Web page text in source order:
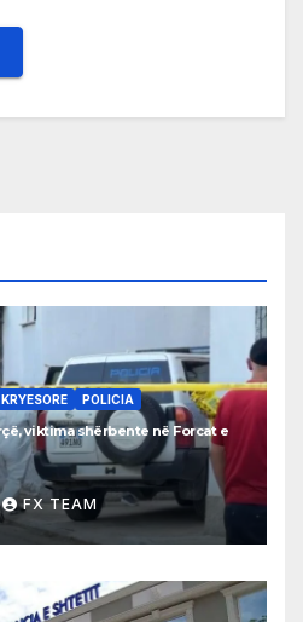
KRYESORE POLICIA
viktima shërbente në Forcat e
FX TEAM